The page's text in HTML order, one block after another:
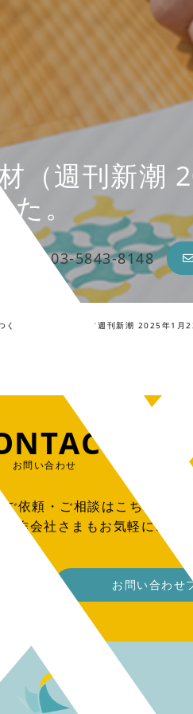
03-5843-8148
（週刊新
た。
くった男』著者取材（週刊新潮 2025年1月
お問い合わせ
依頼・ご相談はこちらから
作会社さまもお気軽にご連
お問い合わせ